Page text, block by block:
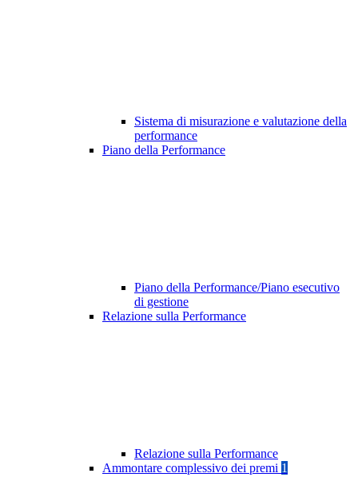
Sistema di misurazione e valutazione della
performance
Piano della Performance
Piano della Performance/Piano esecutivo
di gestione
Relazione sulla Performance
Relazione sulla Performance
Ammontare complessivo dei premi 1